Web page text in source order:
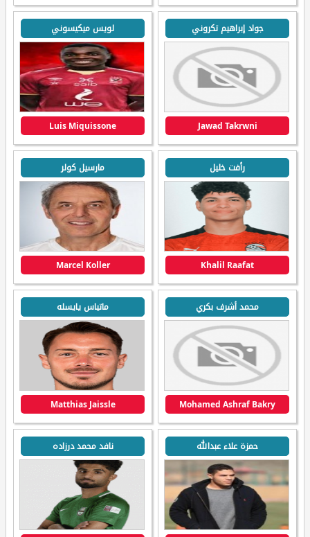
جواد إبراهيم تكروني
Jawad Takrwni
لويس ميكيسوني
Luis Miquissone
رأفت خليل
Khalil Raafat
مارسيل كولر
Marcel Koller
محمد أشرف بكري
Mohamed Ashraf Bakry
ماتياس يايسله
Matthias Jaissle
حمزة علاء عبدالله نافد محمد درزاده